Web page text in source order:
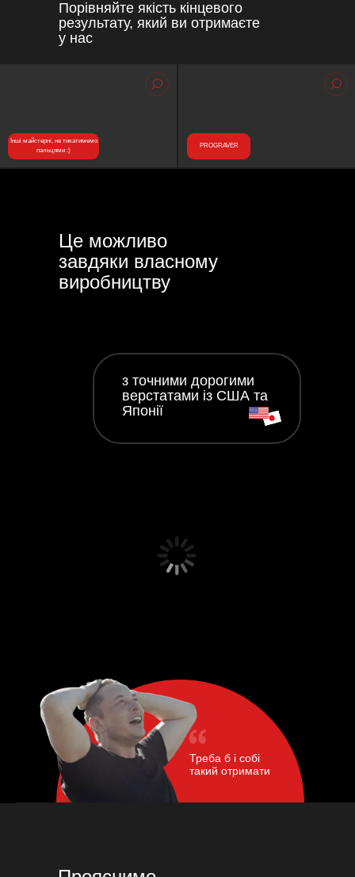
Інші майстерні, не тикатимемо
пальцями :)
PROGRAVER
Порівняйте якість кінцевого
результату, який ви отримаєте
у нас
Це можливо
завдяки власному
виробництву
з точними дорогими
верстатами із США та
Японії
Інші майстерні, не тикатимемо
пальцями :)
Треба б і собі
такий отримати